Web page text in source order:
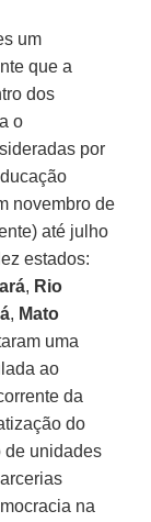
um
que a
dos
o
por
novembro de
até julho
estados:
, Rio
, Mato
uma
ao
da
do
de unidades
na